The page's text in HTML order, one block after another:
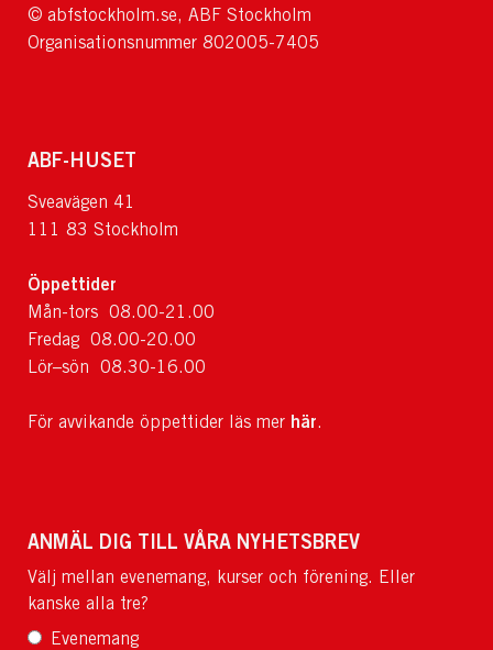
© abfstockholm.se, ABF Stockholm
Organisationsnummer 802005-7405
ABF-HUSET
Sveavägen 41
111 83 Stockholm
Öppettider
Mån-tors 08.00-21.00
Fredag 08.00-20.00
Lör–sön 08.30-16.00
För avvikande öppettider läs mer här.
ANMÄL DIG TILL VÅRA NYHETSBREV
Välj mellan evenemang, kurser och förening. Eller
kanske alla tre?
Evenemang